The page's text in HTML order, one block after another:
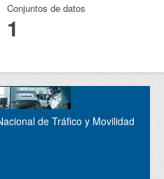
Conjuntos de datos
1
de Tráfico y Movilidad